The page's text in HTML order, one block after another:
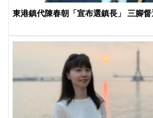
東港鎮代陳春朝「宣布選鎮長」 三腳督